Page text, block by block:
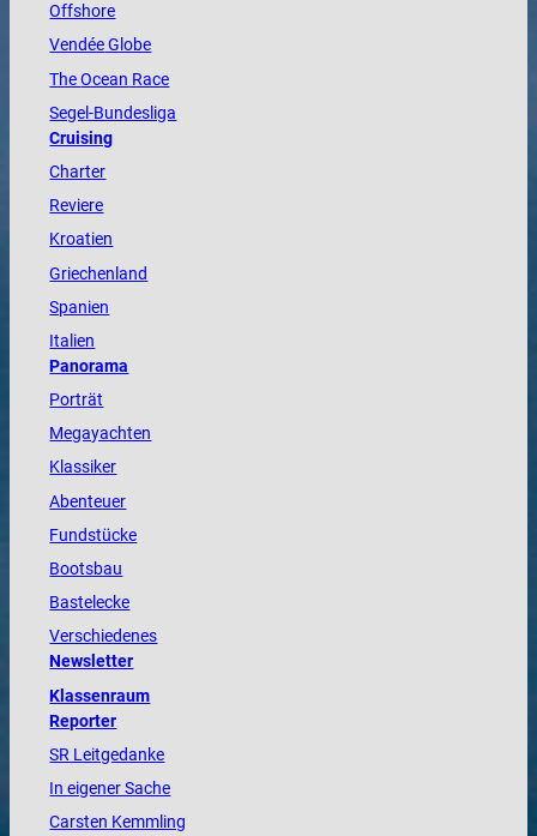
Offshore
VendéeGlobe
TheOcean Race
Segel-Bundesliga
Cruising
Charter
Reviere
Kroatien
Griechenland
Spanien
Italien
Panorama
Porträt
Megayachten
Klassiker
Abenteuer
Fundstücke
Bootsbau
Bastelecke
Verschiedenes
Newsletter
Klassenraum
Reporter
SR Leitgedanke
In eigener Sache
Carsten Kemmling